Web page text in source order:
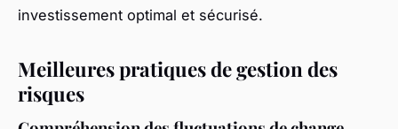
investissement optimal et sécurisé.
Meilleures pratiques de gestion des
risques